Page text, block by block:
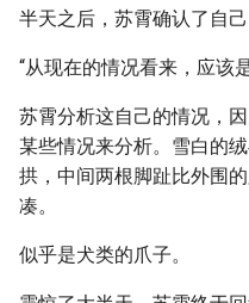
半天之后，苏霄确认了自己
“从现在的情况看来，应该
苏霄分析这自己的情况，
某些情况来分析。雪白的
拱，中间两根脚趾比外围
凑。
似乎是犬类的爪子。